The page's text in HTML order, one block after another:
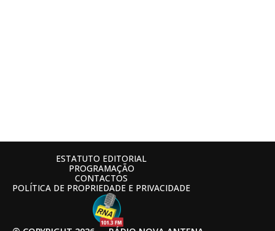
ESTATUTO EDITORIAL
PROGRAMAÇÃO
CONTACTOS
POLÍTICA DE PROPRIEDADE E PRIVACIDADE